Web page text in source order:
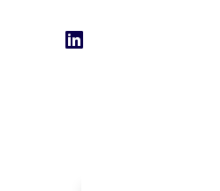
Social
LinkedIn